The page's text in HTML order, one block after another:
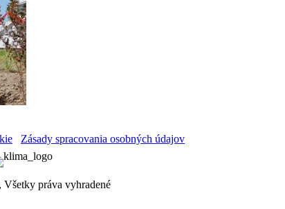
Zásady spracovania osobných údajov
práva vyhradené